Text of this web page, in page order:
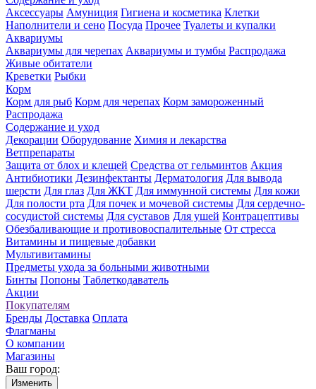
Аксессуары Амуниция Гигиена и косметика Клетки
Наполнители и сено Посуда Прочее Туалеты и купалки
Аквариумы
Аквариумы для черепах Аквариумы и тумбы Распродажа
Живые обитатели
Креветки Рыбки
Корм
Корм для рыб Корм для черепах Корм замороженный
Распродажа
Содержание и уход
Декорации Оборудование Химия и лекарства
Ветпрепараты
Защита от блох и клещей Средства от гельминтов Акция
Антибиотики Дезинфектанты Дерматология Для вывода
шерсти Для глаз Для ЖКТ Для иммунной системы Для кожи
Для полости рта Для почек и мочевой системы Для сердечно-
сосудистой системы Для суставов Для ушей Контрацептивы
Обезбаливающие и противовоспалительные От стресса
Витамины и пищевые добавки
Мультивитамины
Предметы ухода за больными животными
Бинты Попоны Таблеткодаватель
Акции
Покупателям
Бренды Доставка Оплата
Флагманы
О компании
Магазины
Ваш город:
Изменить